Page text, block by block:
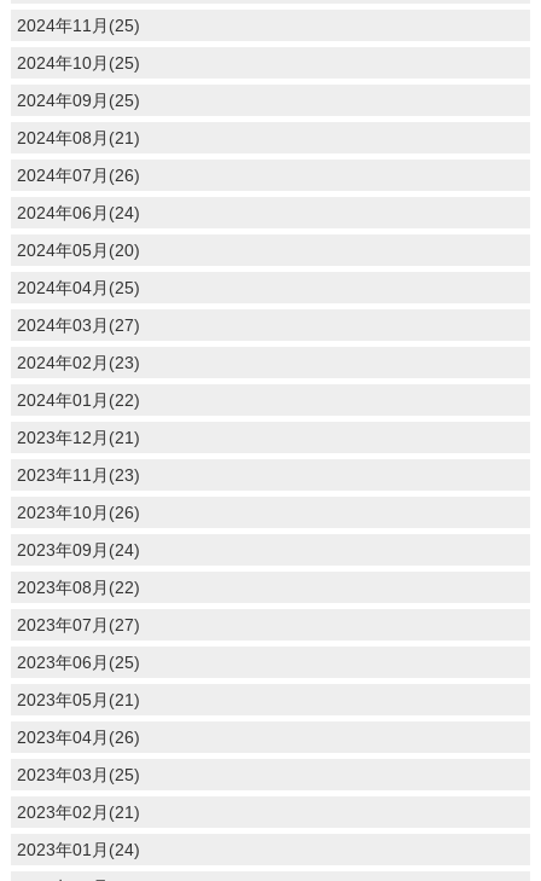
2024年11月(25)
2024年10月(25)
2024年09月(25)
2024年08月(21)
2024年07月(26)
2024年06月(24)
2024年05月(20)
2024年04月(25)
2024年03月(27)
2024年02月(23)
2024年01月(22)
2023年12月(21)
2023年11月(23)
2023年10月(26)
2023年09月(24)
2023年08月(22)
2023年07月(27)
2023年06月(25)
2023年05月(21)
2023年04月(26)
2023年03月(25)
2023年02月(21)
2023年01月(24)